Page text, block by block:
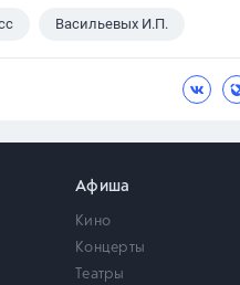
Васильевых И.П.
Афиша
Кино
Концерты
Театры